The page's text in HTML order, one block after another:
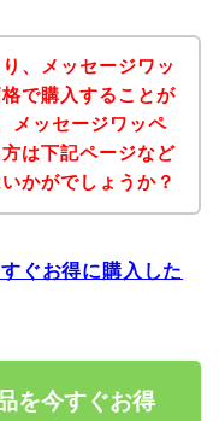
、メッセージワッ
で購入することが
メッセージワッペ
は下記ページなど
かがでしょうか？
ぐお得に購入した
を今すぐお得